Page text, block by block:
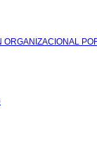
ORGANIZACIONAL